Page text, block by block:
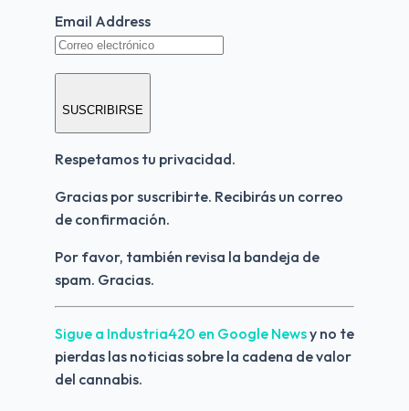
Email Address
SUSCRIBIRSE
Respetamos tu privacidad.
Gracias por suscribirte. Recibirás un correo
de confirmación.
Por favor, también revisa la bandeja de
spam. Gracias.
Sigue a Industria420 en Google News y no te
pierdas las noticias sobre la cadena de valor
del cannabis.